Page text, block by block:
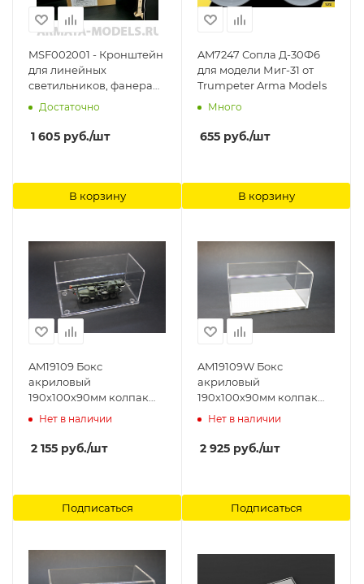
MSF002001 - Кронштейн
для линейных
светильников, фанера
Модель-Сервис
Достаточно
1 605 руб./шт
В корзину
AM7247 Сопла Д-30Ф6
для модели Миг-31 от
Trumpeter Arma Models
Много
655 руб./шт
В корзину
AM19109 Бокс
акриловый
190х100х90мм колпак
2мм, основание 3мм
Нет в наличии
2 155 руб./шт
Подписаться
AM19109W Бокс
акриловый
190х100х90мм колпак
3мм, основание 3+3мм
Models
Нет в наличии
2 925 руб./шт
Подписаться